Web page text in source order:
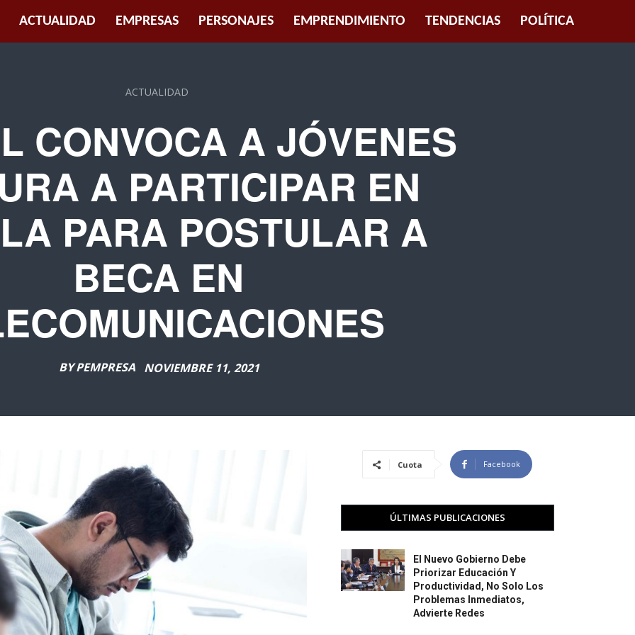
ACTUALIDAD EMPRESAS PERSONAJES EMPRENDIMIENTO TENDENCIAS POLÍTICA
ACTUALIDAD
CONVOCA A JÓVENES
A PARTICIPAR EN
PARA POSTULAR A
BECA EN
BYPEMPRESA NOVIEMBRE 11, 2021
Cuota Facebook
ÚLTIMAS PUBLICACIONES
El Nuevo Gobierno Debe
Priorizar Educación Y
Productividad, No Solo Los
Problemas Inmediatos,
Advierte Redes